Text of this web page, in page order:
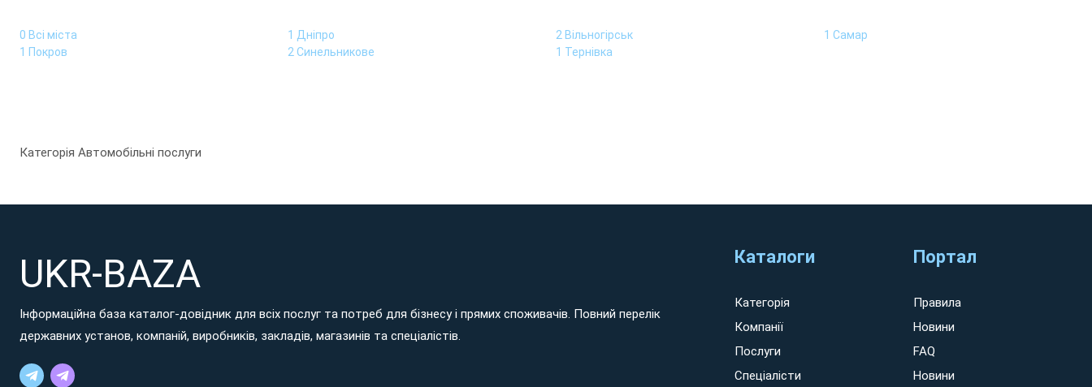
0 Всі міста 1 Дніпро 2 Вільногірськ
1 Самар
1 Покров
2 Синельникове 1 Тернівка
Категорія Автомобільні послуги
UKR-BAZA
Інформаційна база каталог-довідник для всіх послуг та потреб для бізнесу і прямих споживачів. Повний перелік
державних установ, компаній, виробників, закладів, магазинів та спеціалістів.
Каталоги
Категорія
Компанії
Послуги
Спеціалісти
Портал
Правила
Новини
FAQ
Новини